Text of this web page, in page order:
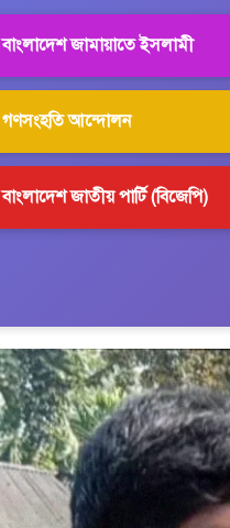
বাংলাদেশ জামায়াতে ইসলামী
গণসংহতি আন্দোলন
বাংলাদেশ জাতীয় পার্টি (বিজেপি)